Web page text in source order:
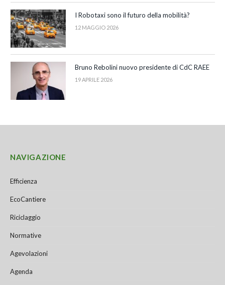
I Robotaxi sono il futuro della mobilità?
12 MAGGIO 2026
Bruno Rebolini nuovo presidente di CdC RAEE
19 APRILE 2026
NAVIGAZIONE
Efficienza
EcoCantiere
Riciclaggio
Normative
Agevolazioni
Agenda